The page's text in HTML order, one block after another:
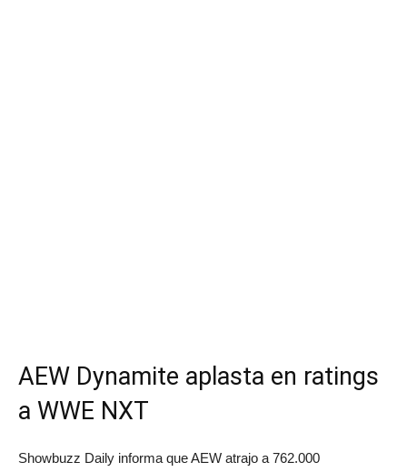
AEW Dynamite aplasta en ratings
a WWE NXT
Showbuzz Daily informa que AEW atrajo a 762.000